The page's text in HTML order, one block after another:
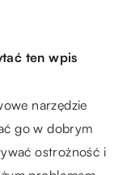
ten wpis
narzędzie
go w dobrym
ostrożność i